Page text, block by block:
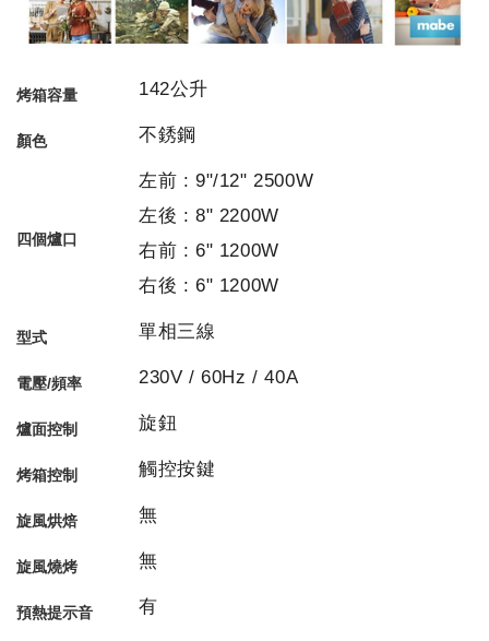
烤箱容量 142公升
顏色 不銹鋼
四個爐口
左前 : 9"/12" 2500W
左後 : 8" 2200W
右前 : 6" 1200W
右後 : 6" 1200W
型式 單相三線
電壓/頻率 230V / 60Hz / 40A
爐面控制 旋鈕
烤箱控制 觸控按鍵
旋風烘焙 無
旋風燒烤 無
預熱提示音 有